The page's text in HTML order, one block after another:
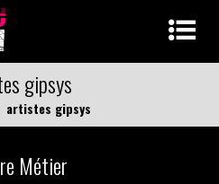
gipsys
artistes gipsys
Métier